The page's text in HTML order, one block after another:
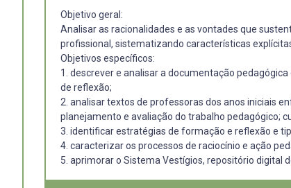
Objetivo geral:
Analisar as racionalidades e as vontades que
profissional, sistematizando características
Objetivos específicos:
1. descrever e analisar a documentação
de reflexão;
2. analisar textos de professoras dos anos iniciais
planejamento e avaliação do trabalho pedagógico;
3. identificar estratégias de formação e reflexão e
4. caracterizar os processos de raciocínio e ação
5. aprimorar o Sistema Vestígios, repositório digital